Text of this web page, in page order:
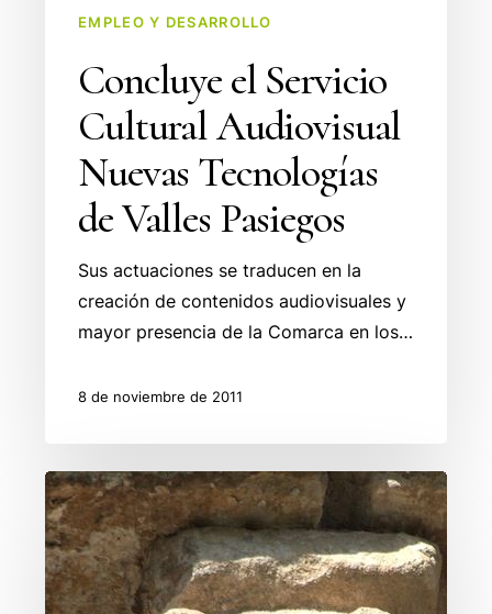
EMPLEO Y DESARROLLO
Concluye el Servicio
Cultural Audiovisual
Nuevas Tecnologías
de Valles Pasiegos
Sus actuaciones se traducen en la
creación de contenidos audiovisuales y
mayor presencia de la Comarca en los…
8 de noviembre de 2011
Los
leones
como
símbolos
en